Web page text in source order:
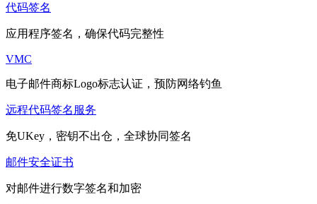
代码签名
应用程序签名，确保代码完整性
VMC
电子邮件商标Logo标志认证，预防网络钓鱼
远程代码签名服务
免UKey，密钥不出仓，全球协同签名
邮件安全证书
对邮件进行数字签名和加密